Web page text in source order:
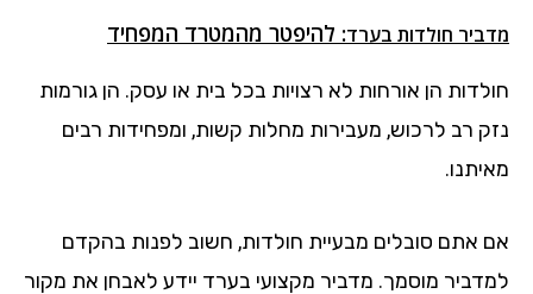
מדביר חולדות בערד: להיפטר מהמטרד המפחיד
חולדות הן אורחות לא רצויות בכל בית או עסק. הן גורמות
נזק רב לרכוש, מעבירות מחלות קשות, ומפחידות רבים
מאיתנו.
אם אתם סובלים מבעיית חולדות, חשוב לפנות בהקדם
למדביר מוסמך. מדביר מקצועי בערד יידע לאבחן את מקור